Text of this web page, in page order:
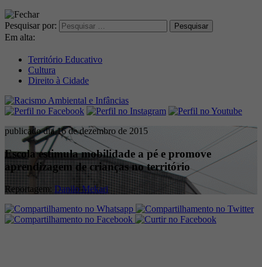
Pesquisar por:
Em alta:
Território Educativo
Cultura
Direito à Cidade
publicado dia 16 de dezembro de 2015
Escola estimula mobilidade a pé e promove
aprendizagem de crianças no território
Reportagem: Danilo Mekari